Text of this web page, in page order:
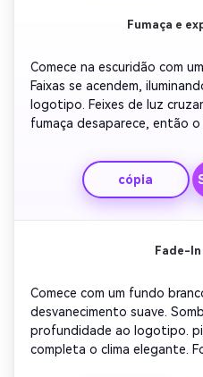
Fumaça e
Comece na escuridão com
Faixas se acendem,
logotipo. Feixes de luz
fumaça desaparece, então
para melhorar o contraste.
cor ousado e cópia
Fade-
Comece com um fundo
desvanecimento suave.
profundidade ao logotipo.
completa o clima elegante.